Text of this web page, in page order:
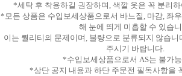
*세탁 후 착용하길 권장하며, 색깔 옷은 꼭 분리
*모든 상품은 수입보세상품으로서 바느질, 마감, 좌
해 눈에 띄게 미흡할 수 있습
이는 퀄리티의 문제이며, 불량으로 분류되지 않습니
주시기 바랍니다.
*수입보세상품으로서 AS는 불가
*상단 공지 내용과 하단 주문전 필독사항을